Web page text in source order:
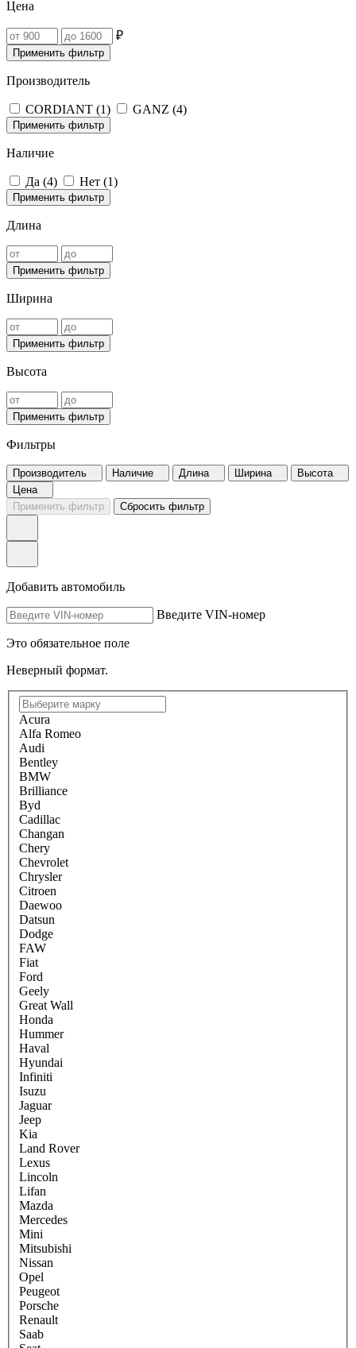
Цена
₽
Применить фильтр
Производитель
CORDIANT (1) GANZ (4)
Применить фильтр
Наличие
Да (4) Нет (1)
Применить фильтр
Длина
Применить фильтр
Ширина
Применить фильтр
Высота
Применить фильтр
Фильтры
Производитель Наличие Длина Ширина
Высота
Цена
Применить фильтр
Сбросить фильтр
Добавить автомобиль
Введите VIN-номер
Это обязательное поле
Неверный формат.
Acura
Alfa Romeo
Audi
Bentley
BMW
Brilliance
Byd
Cadillac
Changan
Chery
Chevrolet
Chrysler
Citroen
Daewoo
Datsun
Dodge
FAW
Fiat
Ford
Geely
Great Wall
Honda
Hummer
Haval
Hyundai
Infiniti
Isuzu
Jaguar
Jeep
Kia
Land Rover
Lexus
Lincoln
Lifan
Mazda
Mercedes
Mini
Mitsubishi
Nissan
Opel
Peugeot
Porsche
Renault
Saab